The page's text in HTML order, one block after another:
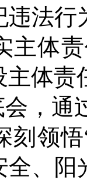
法行
主体
主体
，通
刻领
全、阳